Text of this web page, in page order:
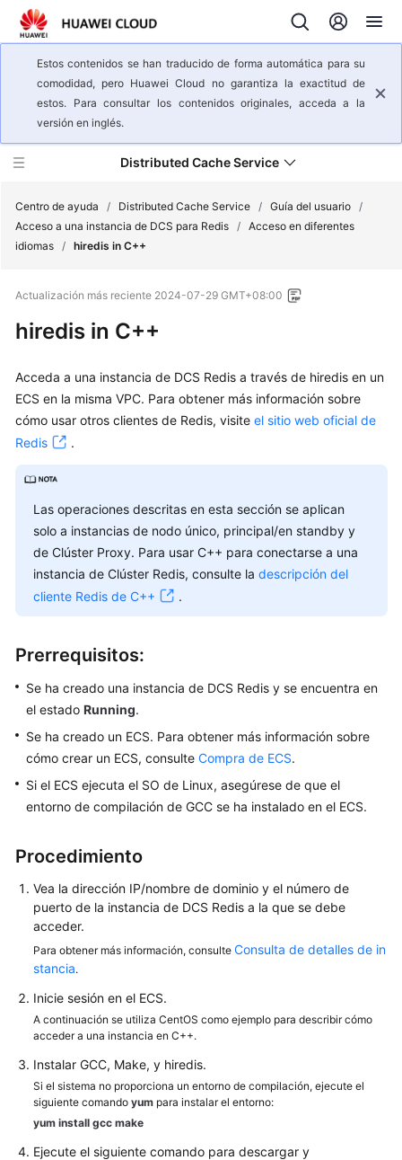
Estos contenidos se han traducido de forma automática para su
comodidad, pero Huawei Cloud no garantiza la exactitud de
estos. Para consultar los contenidos originales, acceda a la
versión en inglés.
Distributed Cache Service
del
servicio
del
usuario
Antes
de
comenzar
Gestión
de
Compra
instancias
de
DCS
a
una
instancia
de
Redis
Restricciones
Acceso
público
una
instancia
DCS
Redis
3.0
(no
disponible)
Centro de ayuda / Distributed Cache Service / Guía del usuario /
Acceso a una instancia de DCS para Redis / Acceso en diferentes
idiomas / hiredis in C++
Actualización más reciente 2024-07-29 GMT+08:00
hiredis in C++
Acceda a una instancia de DCS Redis a través de hiredis en un
ECS en la misma VPC. Para obtener más información sobre
cómo usar otros clientes de Redis, visite el sitio web oficial de
Redis
.
Las operaciones descritas en esta sección se aplican
solo a instancias de nodo único, principal/en standby y
de Clúster Proxy. Para usar C++ para conectarse a una
instancia de Clúster Redis, consulte la descripción del
cliente Redis de C++
.
Prerrequisitos:
Se ha creado una instancia de DCS Redis y se encuentra en
el estado Running.
Se ha creado un ECS. Para obtener más información sobre
cómo crear un ECS, consulte Compra de ECS.
Si el ECS ejecuta el SO de Linux, asegúrese de que el
entorno de compilación de GCC se ha instalado en el ECS.
Procedimiento
Vea la dirección IP/nombre de dominio y el número de
puerto de la instancia de DCS Redis a la que se debe
acceder.
Para obtener más información, consulte Consulta de detalles de in
stancia.
Inicie sesión en el ECS.
A continuación se utiliza CentOS como ejemplo para describir cómo
acceder a una instancia en C++.
Instalar GCC, Make, y hiredis.
Si el sistema no proporciona un entorno de compilación, ejecute el
siguiente comando yum para instalar el entorno:
yum install gcc make
Ejecute el siguiente comando para descargar y